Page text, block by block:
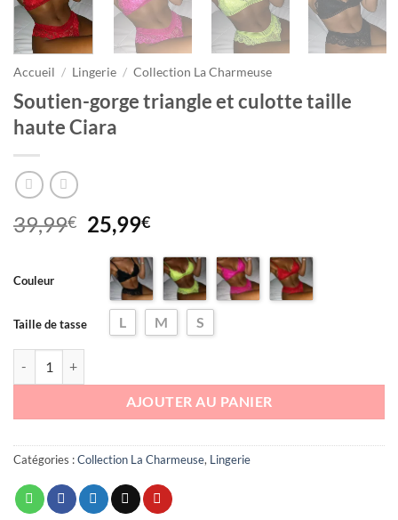
Accueil / Lingerie / Collection La Charmeuse
Soutien-gorge triangle et culotte taille
haute Ciara
39,99€ Le
prix
initial
était :
39,99€.
25,99€Le
actuel
est :
25,99€.
Couleur
Taille de tasse L M S
AJOUTER AU PANIER
Catégories :Collection La Charmeuse, Lingerie